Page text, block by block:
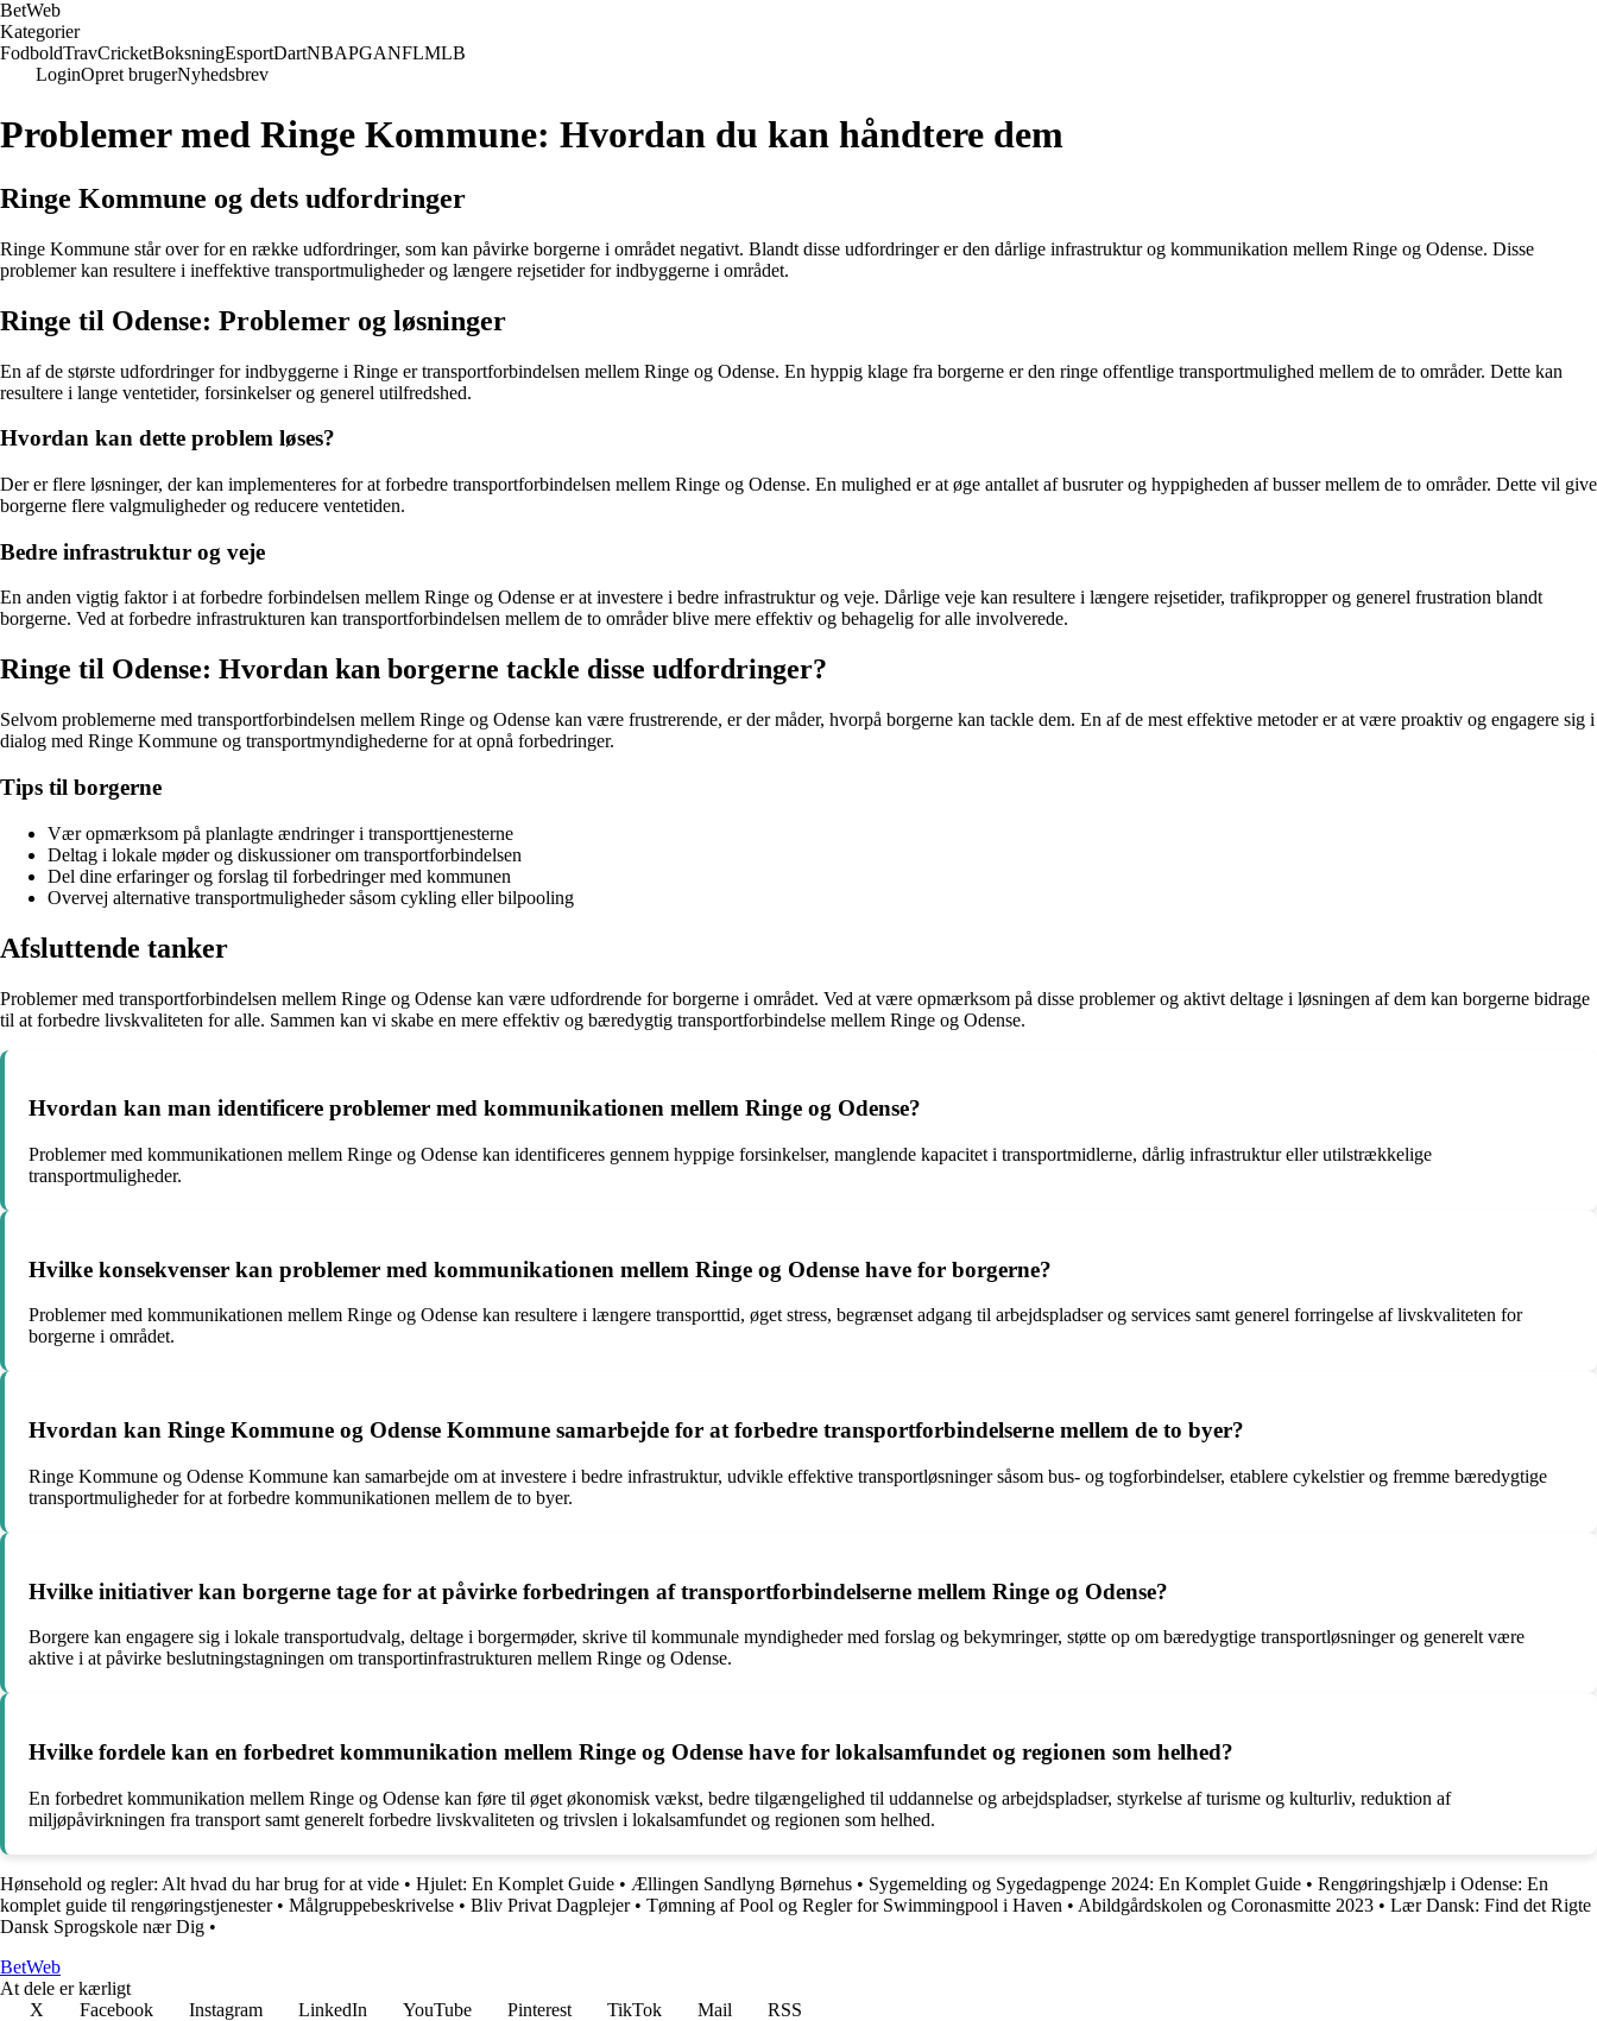
BetWeb
Kategorier
FodboldTravCricketBoksningEsportDartNBAPGANFLMLB
LoginOpret brugerNyhedsbrev
Problemer med Ringe Kommune: Hvordan du kan håndtere dem
Ringe Kommune og dets udfordringer
Ringe Kommune står over for en række udfordringer, som kan påvirke borgerne i området negativt. Blandt disse udfordringer er den dårlige infrastruktur og kommunikation mellem Ringe og Odense. Disse
problemer kan resultere i ineffektive transportmuligheder og længere rejsetider for indbyggerne i området.
Ringe til Odense: Problemer og løsninger
En af de største udfordringer for indbyggerne i Ringe er transportforbindelsen mellem Ringe og Odense. En hyppig klage fra borgerne er den ringe offentlige transportmulighed mellem de to områder. Dette kan
resultere i lange ventetider, forsinkelser og generel utilfredshed.
Hvordan kan dette problem løses?
Der er flere løsninger, der kan implementeres for at forbedre transportforbindelsen mellem Ringe og Odense. En mulighed er at øge antallet af busruter og hyppigheden af busser mellem de to områder. Dette vil give
borgerne flere valgmuligheder og reducere ventetiden.
Bedre infrastruktur og veje
En anden vigtig faktor i at forbedre forbindelsen mellem Ringe og Odense er at investere i bedre infrastruktur og veje. Dårlige veje kan resultere i længere rejsetider, trafikpropper og generel frustration blandt
borgerne. Ved at forbedre infrastrukturen kan transportforbindelsen mellem de to områder blive mere effektiv og behagelig for alle involverede.
Ringe til Odense: Hvordan kan borgerne tackle disse udfordringer?
Selvom problemerne med transportforbindelsen mellem Ringe og Odense kan være frustrerende, er der måder, hvorpå borgerne kan tackle dem. En af de mest effektive metoder er at være proaktiv og engagere sig i
dialog med Ringe Kommune og transportmyndighederne for at opnå forbedringer.
Tips til borgerne
Vær opmærksom på planlagte ændringer i transporttjenesterne
Deltag i lokale møder og diskussioner om transportforbindelsen
Del dine erfaringer og forslag til forbedringer med kommunen
Overvej alternative transportmuligheder såsom cykling eller bilpooling
Afsluttende tanker
Problemer med transportforbindelsen mellem Ringe og Odense kan være udfordrende for borgerne i området. Ved at være opmærksom på disse problemer og aktivt deltage i løsningen af dem kan borgerne bidrage
til at forbedre livskvaliteten for alle. Sammen kan vi skabe en mere effektiv og bæredygtig transportforbindelse mellem Ringe og Odense.
Hvordan kan man identificere problemer med kommunikationen mellem Ringe og Odense?
Problemer med kommunikationen mellem Ringe og Odense kan identificeres gennem hyppige forsinkelser, manglende kapacitet i transportmidlerne, dårlig infrastruktur eller utilstrækkelige
transportmuligheder.
Hvilke konsekvenser kan problemer med kommunikationen mellem Ringe og Odense have for borgerne?
Problemer med kommunikationen mellem Ringe og Odense kan resultere i længere transporttid, øget stress, begrænset adgang til arbejdspladser og services samt generel forringelse af livskvaliteten for
borgerne i området.
Hvordan kan Ringe Kommune og Odense Kommune samarbejde for at forbedre transportforbindelserne mellem de to byer?
Ringe Kommune og Odense Kommune kan samarbejde om at investere i bedre infrastruktur, udvikle effektive transportløsninger såsom bus- og togforbindelser, etablere cykelstier og fremme bæredygtige
transportmuligheder for at forbedre kommunikationen mellem de to byer.
Hvilke initiativer kan borgerne tage for at påvirke forbedringen af transportforbindelserne mellem Ringe og Odense?
Borgere kan engagere sig i lokale transportudvalg, deltage i borgermøder, skrive til kommunale myndigheder med forslag og bekymringer, støtte op om bæredygtige transportløsninger og generelt være
aktive i at påvirke beslutningstagningen om transportinfrastrukturen mellem Ringe og Odense.
Hvilke fordele kan en forbedret kommunikation mellem Ringe og Odense have for lokalsamfundet og regionen som helhed?
En forbedret kommunikation mellem Ringe og Odense kan føre til øget økonomisk vækst, bedre tilgængelighed til uddannelse og arbejdspladser, styrkelse af turisme og kulturliv, reduktion af
miljøpåvirkningen fra transport samt generelt forbedre livskvaliteten og trivslen i lokalsamfundet og regionen som helhed.
Hønsehold og regler: Alt hvad du har brug for at vide • Hjulet: En Komplet Guide • Ællingen Sandlyng Børnehus • Sygemelding og Sygedagpenge 2024: En Komplet Guide • Rengøringshjælp i Odense: En
komplet guide til rengøringstjenester• Målgruppebeskrivelse • Bliv Privat Dagplejer• Tømning af Pool og Regler for Swimmingpool i Haven • Abildgårdskolen og Coronasmitte 2023 • Lær Dansk: Find det Rigte
Dansk Sprogskole nær Dig •
BetWeb
At dele er kærligt
X
Facebook Instagram LinkedIn YouTube Pinterest TikTok Mail
RSS